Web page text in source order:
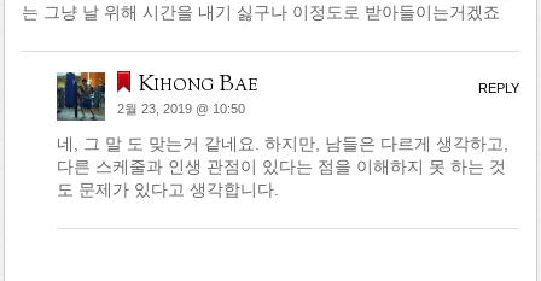
는 그냥 날 위해 시간을 내기 싫구나 이정도로 받아들이는거겠죠
Kihong Bae
2월 23, 2019 @ 10:50
네, 그 말 도 맞는거 같네요. 하지만, 남들은 다르게 생각하고,
다른 스케줄과 인생 관점이 있다는 점을 이해하지 못 하는 것
도 문제가 있다고 생각합니다.
REPLY